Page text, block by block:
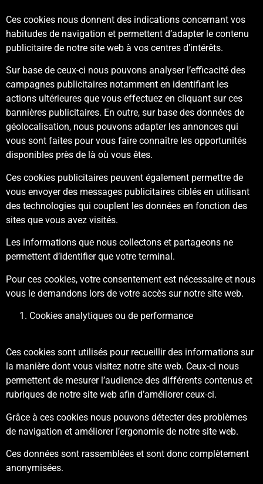
Ces cookies nous donnent des indications concernant vos
habitudes de navigation et permettent d’adapter le contenu
publicitaire de notre site web à vos centres d’intérêts.
Sur base de ceux-ci nous pouvons analyser l’efficacité des
campagnes publicitaires notamment en identifiant les
actions ultérieures que vous effectuez en cliquant sur ces
bannières publicitaires. En outre, sur base des données de
géolocalisation, nous pouvons adapter les annonces qui
vous sont faites pour vous faire connaître les opportunités
disponibles près de là où vous êtes.
Ces cookies publicitaires peuvent également permettre de
vous envoyer des messages publicitaires ciblés en utilisant
des technologies qui couplent les données en fonction des
sites que vous avez visités.
Les informations que nous collectons et partageons ne
permettent d’identifier que votre terminal.
Pour ces cookies, votre consentement est nécessaire et nous
vous le demandons lors de votre accès sur notre site web.
Cookies analytiques ou de performance
Ces cookies sont utilisés pour recueillir des informations sur
la manière dont vous visitez notre site web. Ceux-ci nous
permettent de mesurer l’audience des différents contenus et
rubriques de notre site web afin d’améliorer ceux-ci.
Grâce à ces cookies nous pouvons détecter des problèmes
de navigation et améliorer l’ergonomie de notre site web.
Ces données sont rassemblées et sont donc complètement
anonymisées.